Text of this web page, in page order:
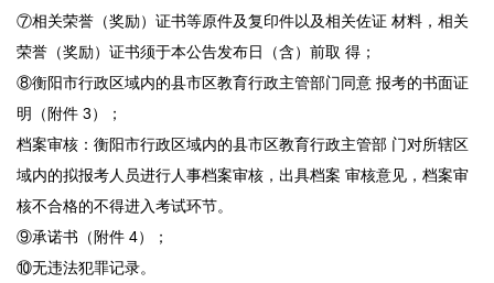
⑦相关荣誉（奖励）证书等原件及复印件以及相关佐证 材料，相关
荣誉（奖励）证书须于本公告发布日（含）前取 得；
⑧衡阳市行政区域内的县市区教育行政主管部门同意 报考的书面证
明（附件 3）；
档案审核：衡阳市行政区域内的县市区教育行政主管部 门对所辖区
域内的拟报考人员进行人事档案审核，出具档案 审核意见，档案审
核不合格的不得进入考试环节。
⑨承诺书（附件 4）；
⑩无违法犯罪记录。